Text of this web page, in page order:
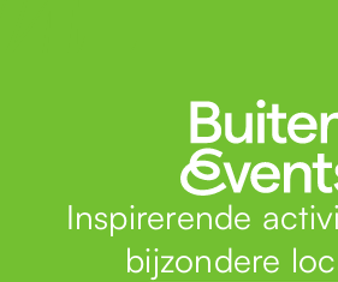
Inspirerende
bijzondere